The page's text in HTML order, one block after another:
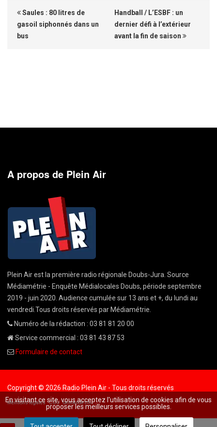
Saules : 80 litres de
gasoil siphonnés dans un
bus
Handball / L’ESBF : un
dernier défi à l’extérieur
avant la fin de saison
A propos de Plein Air
Plein Air est la première radio régionale Doubs-Jura. Source
Médiamétrie - Enquête Médialocales Doubs, période septembre
2019 - juin 2020. Audience cumulée sur 13 ans et +, du lundi au
vendredi.Tous droits réservés par Médiamétrie.
Numéro de la rédaction : 03 81 81 20 00
Service commercial : 03 81 43 87 53
Formulaire de contact
Copyright © 2026 Radio Plein Air - Tous droits réservés
Mentions légales CGU demande cnil
En visitant ce site, vous acceptez l'utilisation de cookies afin de vous
proposer les meilleurs services possibles.